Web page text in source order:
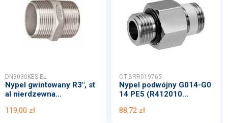
DN3030KES-EL
Nypel gwintowany R3", st
al nierdzewna...
119,00 zł
OT-BRR019765
Nypel podwójny G014-G0
14 PE5 (R412010...
88,72 zł